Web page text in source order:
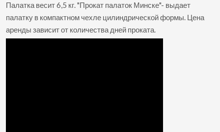
Палатка весит 6,5 кг. "Прокат палаток Минске"- выдает
палатку в компактном чехле цилиндрической формы. Цена
аренды зависит от количества дней проката.